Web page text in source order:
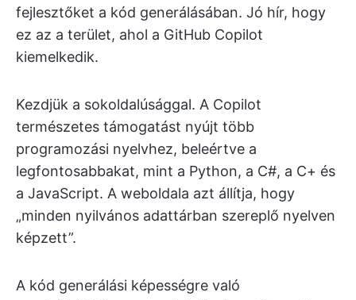
fejlesztőket a kód generálásában. Jó hír, hogy
ez az a terület, ahol a GitHub Copilot
kiemelkedik.
Kezdjük a sokoldalúsággal. A Copilot
természetes támogatást nyújt több
programozási nyelvhez, beleértve a
legfontosabbakat, mint a Python, a C#, a C+ és
a JavaScript. A weboldala azt állítja, hogy
„minden nyilvános adattárban szereplő nyelven
képzett”.
A kód generálási képességre való